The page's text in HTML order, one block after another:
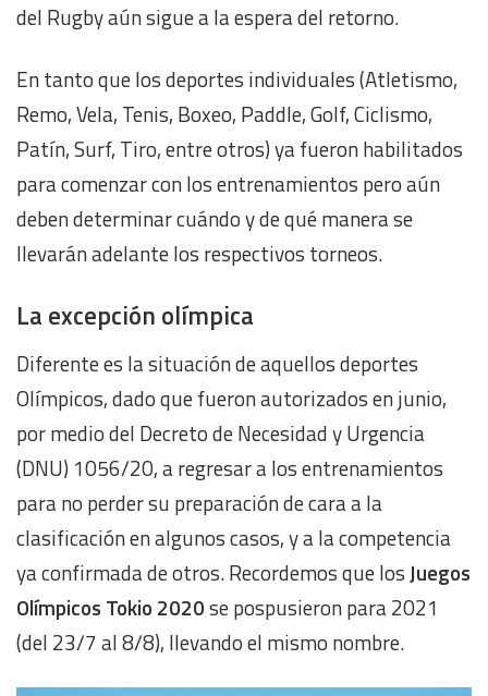
del Rugby aún sigue a la espera del retorno.
En tanto que los deportes individuales (Atletismo,
Remo, Vela, Tenis, Boxeo, Paddle, Golf, Ciclismo,
Patín, Surf, Tiro, entre otros) ya fueron habilitados
para comenzar con los entrenamientos pero aún
deben determinar cuándo y de qué manera se
llevarán adelante los respectivos torneos.
La excepción olímpica
Diferente es la situación de aquellos deportes
Olímpicos, dado que fueron autorizados en junio,
por medio del Decreto de Necesidad y Urgencia
(DNU) 1056/20, a regresar a los entrenamientos
para no perder su preparación de cara a la
clasificación en algunos casos, y a la competencia
ya confirmada de otros. Recordemos que los Juegos
Olímpicos Tokio 2020se pospusieron para 2021
(del 23/7 al 8/8), llevando el mismo nombre.